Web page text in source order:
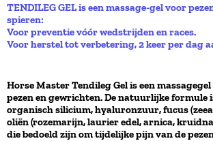
TENDILEG GEL is een massage-gel voor
spieren:
Voor preventie vóór wedstrijden en races.
Voor herstel tot verbetering, 2 keer per dag
Horse Master Tendileg Gel is een
pezen en gewrichten. De natuurlijke formule
organisch silicium, hyaluronzuur, fucus
oliën (rozemarijn, laurier edel, arnica,
die bedoeld zijn om tijdelijke pijn van de